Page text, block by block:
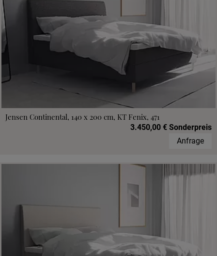
Jensen Continental, 140 x 200 cm, KT Fenix, 471
3.450,00 € Sonderpreis
Anfrage